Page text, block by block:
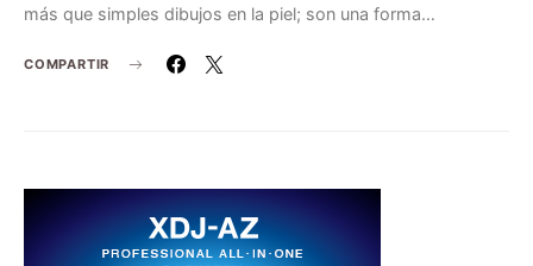
más que simples dibujos en la piel; son una forma…
COMPARTIR